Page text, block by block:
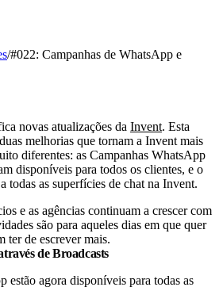
/#022: Campanhas de WhatsApp e
novas atualizações da Invent. Esta
melhorias que tornam a Invent mais
diferentes: as Campanhas WhatsApp
disponíveis para todos os clientes, e o
todas as superfícies de chat na Invent.
e as agências continuam a crescer com
são para aqueles dias em que quer
ter de escrever mais.
de Broadcasts
estão agora disponíveis para todas as